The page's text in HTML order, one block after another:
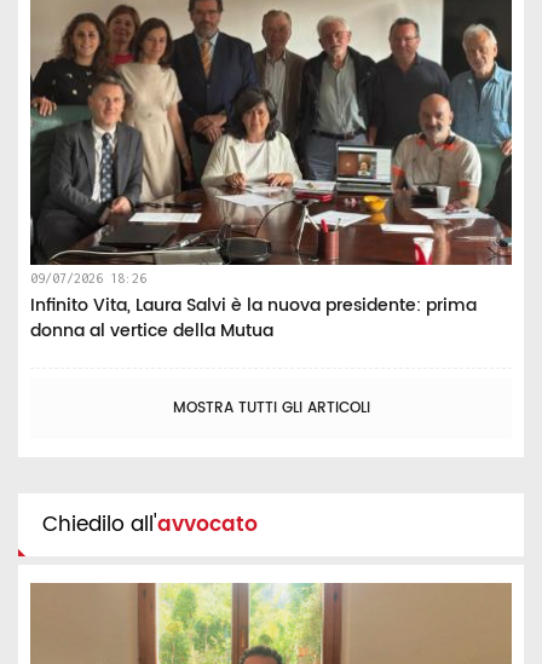
09/07/2026 18:26
Infinito Vita, Laura Salvi è la nuova presidente: prima
donna al vertice della Mutua
MOSTRA TUTTI GLI ARTICOLI
Chiedilo all'avvocato